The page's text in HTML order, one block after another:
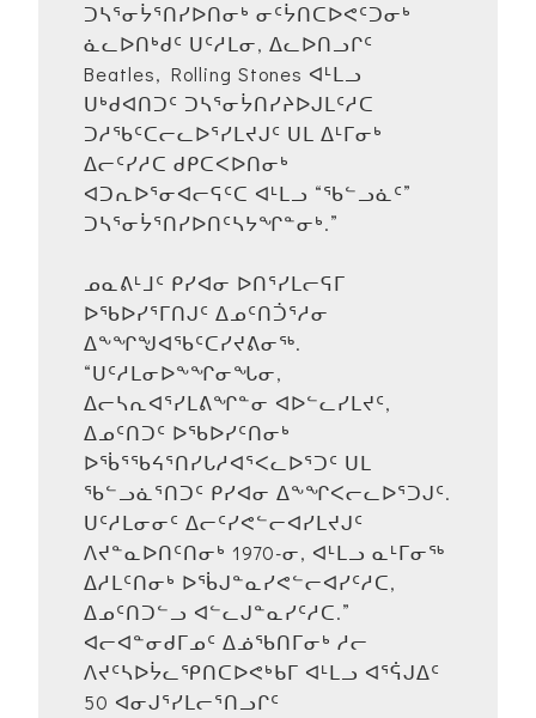
ᑐᓴᕐᓂᔮᕐᑎᓯᐅᑎᓂᒃ ᓂᑦᔮᑎᑕᐅᕙᑦᑐᓂᒃ
ᓈᓚᐅᑎᒃᑯᑦ ᑌᑦᓱᒪᓂ, ᐃᓚᐅᑎᓗᒋᑦ
Beatles, Rolling Stones ᐊᒻᒪᓗ
ᑌᒃᑯᐊᑎᑐᑦ ᑐᓴᕐᓂᔮᑎᓯᔨᐅᒍᒪᑦᓱᑕ
ᑐᓱᖃᑦᑕᓕᓚᐅᕐᓯᒪᔪᒍᑦ ᑌᒪ ᐃᒻᒥᓂᒃ
ᐃᓕᑦᓯᓱᑕ ᑯᑭᑕᐸᐅᑎᓂᒃ
ᐊᑐᕆᐅᕐᓂᐊᓕᕋᑦᑕ ᐊᒻᒪᓗ “ᖃᓪᓗᓈᑦ”
ᑐᓴᕐᓂᔮᕐᑎᓯᐅᑎᑦᓴᔭᖏᓐᓂᒃ.”
ᓄᓇᕕᒻᒧᑦ ᑭᓯᐊᓂ ᐅᑎᕐᓯᒪᓕᕋᒥ
ᐅᖃᐅᓯᕐᒥᑎᒍᑦ ᐃᓄᑦᑎᑑᕐᓱᓂ
ᐃᖕᖏᖑᐊᖃᑦᑕᓯᔪᕕᓂᖅ.
“ᑌᑦᓱᒪᓂᐅᖕᖏᓂᖓᓂ,
ᐃᓕᓴᕆᐊᕐᓯᒪᕕᖏᓐᓂ ᐊᐅᓪᓚᓯᒪᔪᑦ,
ᐃᓄᑦᑎᑐᑦ ᐅᖃᐅᓯᑦᑎᓂᒃ
ᐅᖄᕐᖃᔦᕐᑎᓯᒐᓱᐊᕐᐸᓚᐅᕐᑐᑦ ᑌᒪ
ᖃᓪᓗᓈᕐᑎᑐᑦ ᑭᓯᐊᓂ ᐃᖕᖏᐸᓕᓚᐅᕐᑐᒍᑦ.
ᑌᑦᓱᒪᓂᓂᑦ ᐃᓕᑦᓯᕙᓪᓕᐊᓯᒪᔪᒍᑦ
ᐱᔪᓐᓇᐅᑎᑦᑎᓂᒃ 1970-ᓂ, ᐊᒻᒪᓗ ᓇᒻᒥᓂᖅ
ᐃᓱᒪᑦᑎᓂᒃ ᐅᖄᒍᓐᓇᓯᕙᓪᓕᐊᓯᑦᓱᑕ,
ᐃᓄᑦᑎᑐᓪᓗ ᐊᓪᓚᒍᓐᓇᓯᑦᓱᑕ.”
ᐊᓕᐊᓐᓂᑯᒥᓄᑦ ᐃᓅᖃᑎᒥᓂᒃ ᓱᓕ
ᐱᔪᑦᓴᐅᔮᓚᕿᑎᑕᐅᕙᒃᑲᒥ ᐊᒻᒪᓗ ᐊᕐᕌᒍᐃᑦ
50 ᐊᓂᒍᕐᓯᒪᓕᕐᑎᓗᒋᑦ